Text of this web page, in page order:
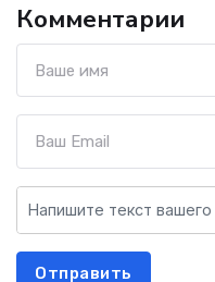
Комментарии
Отправить